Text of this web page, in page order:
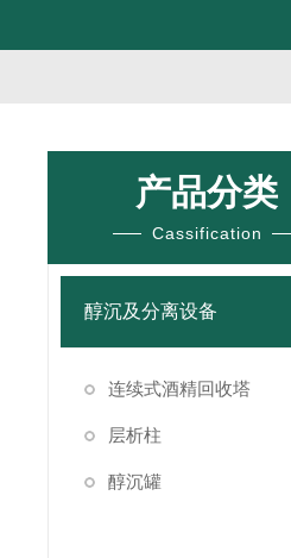
产品分类
Cassification
醇沉及分离设备
连续式酒精回收塔
层析柱
醇沉罐